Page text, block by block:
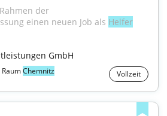
der
einen neuen Job als Helfer
GmbH
Chemnitz Vollzeit